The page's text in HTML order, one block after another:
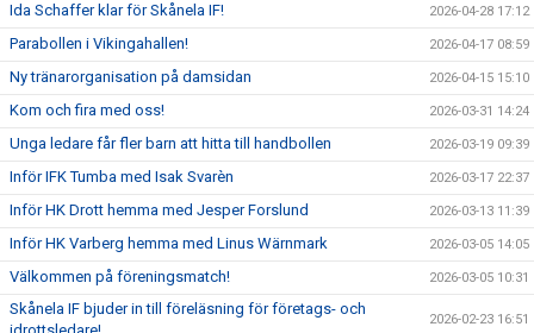
Ida Schaffer klar för Skånela IF! 2026-04-28 17:12
Parabollen i Vikingahallen! 2026-04-17 08:59
Ny tränarorganisation på damsidan 2026-04-15 15:10
Kom och fira med oss! 2026-03-31 14:24
Unga ledare får fler barn att hitta till handbollen 2026-03-19 09:39
Inför IFK Tumba med Isak Svarèn 2026-03-17 22:37
Inför HK Drott hemma med Jesper Forslund 2026-03-13 11:39
Inför HK Varberg hemma med Linus Wärnmark 2026-03-05 14:05
Välkommen på föreningsmatch! 2026-03-05 10:31
Skånela IF bjuder in till föreläsning för företags- och
2026-02-23 16:51